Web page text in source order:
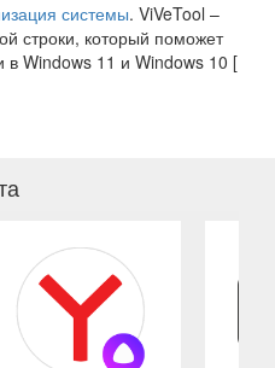
системы. ViVeTool –
строки, который поможет
в Windows 11 и Windows 10 [